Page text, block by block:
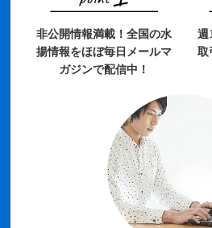
非公開情報満載！全国の水
揚情報をほぼ毎日メールマ
ガジンで配信中！
週
取